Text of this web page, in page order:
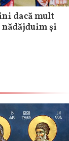
dacă mult
nădăjduim și